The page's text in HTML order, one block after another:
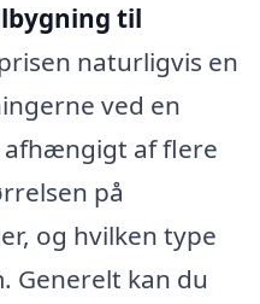
til
naturligvis en
ved en
af flere
på
og hvilken type
Generelt kan du